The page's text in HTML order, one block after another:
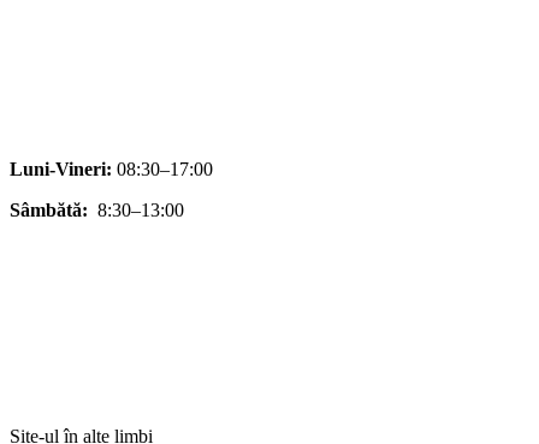
Luni-Vineri: 08:30–17:00
Sâmbătă: 8:30–13:00
Site-ul în alte limbi